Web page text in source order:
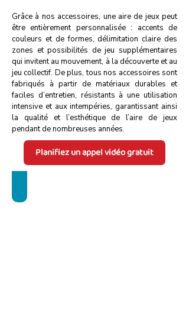
Grâce à nos accessoires, une aire de jeux peut
être entièrement personnalisée : accents de
couleurs et de formes, délimitation claire des
zones et possibilités de jeu supplémentaires
qui invitent au mouvement, à la découverte et au
jeu collectif. De plus, tous nos accessoires sont
fabriqués à partir de matériaux durables et
faciles d’entretien, résistants à une utilisation
intensive et aux intempéries, garantissant ainsi
la qualité et l’esthétique de l’aire de jeux
pendant de nombreuses années.
Planifiez un appel vidéo gratuit